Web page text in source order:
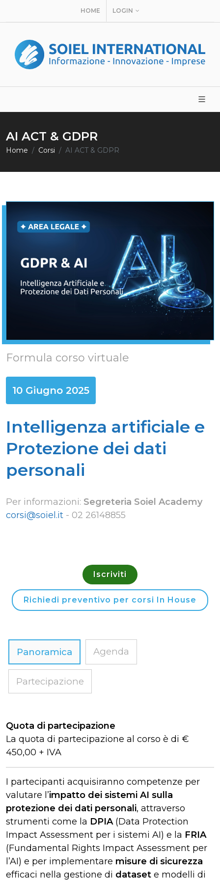
HOME LOGIN
AI ACT & GDPR
Home Corsi AI ACT & GDPR
Formula corso virtuale
10 Giugno 2025
Intelligenza artificiale e
Protezione dei dati
personali
Per informazioni: Segreteria Soiel Academy
corsi@soiel.it - 02 26148855
Iscriviti
Richiedi preventivo per corsi In House
Panoramica Agenda
Partecipazione
Quota di partecipazione
La quota di partecipazione al corso è di €
450,00 + IVA
I partecipanti acquisiranno competenze per
valutare l’impatto dei sistemi AI sulla
protezione dei dati personali, attraverso
strumenti come la DPIA(Data Protection
Impact Assessment per i sistemi AI) e la FRIA
(Fundamental Rights Impact Assessment per
l’AI) e per implementare misure di sicurezza
efficaci nella gestione di dataset e modelli di